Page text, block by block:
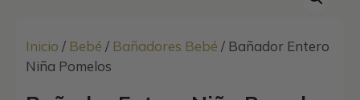
Inicio / Bebé / Bañadores Bebé / Bañador Entero
Niña Pomelos